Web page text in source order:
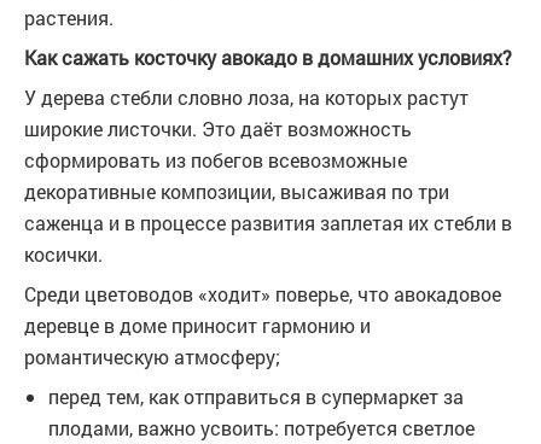
растения.
Как сажать косточку авокадо в домашних условиях?
У дерева стебли словно лоза, на которых растут
широкие листочки. Это даёт возможность
сформировать из побегов всевозможные
декоративные композиции, высаживая по три
саженца и в процессе развития заплетая их стебли в
косички.
Среди цветоводов «ходит» поверье, что авокадовое
деревце в доме приносит гармонию и
романтическую атмосферу;
перед тем, как отправиться в супермаркет за
плодами, важно усвоить: потребуется светлое